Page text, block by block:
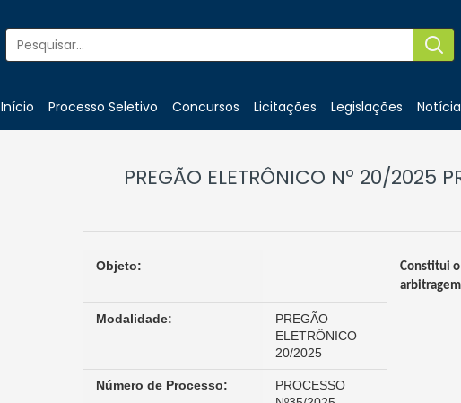
Início Processo Seletivo Concursos Licitações Legislações
PREGÃO ELETRÔNICO Nº 20/2025
Objeto:
Constitui
Modalidade:
PREGÃO
ELETRÔNICO
20/2025
Número de Processo:
PROCESSO